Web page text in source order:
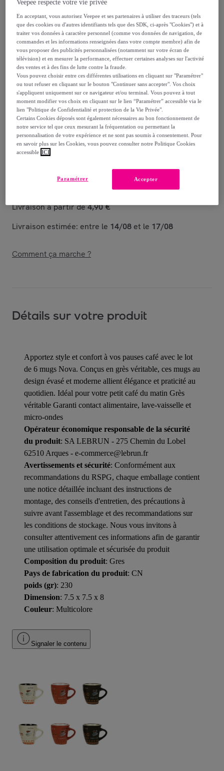
Lot de 6 tasses en grès 3 couleurs
assorties 15cl NOVA
Modèle : 7.5 x 7.5 x 8
27,96 €
34,95 €
-20 %
Vendu parGROUPE LEBRUN
Livraison
Livraison à partir de4,90 €
Livraison estimée: entre le 14/08 et le 17/08
Comment ça marche ?
Détails sur votre produit
Apportez style et confort à vos pauses café avec le lot
de 6 mugs Nova. Conçus en grès véritable, ces mugs au
design évasé et moderne allient élégance et praticité au
quotidien. Idéal pour votre petit café du matin Grès
véritable Garanti contact alimentaire, lave-vaisselle et
micro-ondes
Opérateur économique responsable de la sécurité
du produit: SA LEBRUN - 275 Chemin du Lobel
62510 Arques - e-commerce@lebrun.fr
Avertissements et sécurité: Conformément aux
recommandations du RSPG, chaque emballage contient
une notice détaillée incluant des instructions de
montage, des conseils d'entretien, des précautions à
suivre avant l'assemblage et des recommandations sur
les conditions de stockage. Nous vous invitons à
consulter attentivement ces informations afin de garantir
une utilisation optimale et sécurisée du produit
Composition du produit: Gres
Pays de fabrication du produit: CN
poids (gr): 230
Dimension: 7.5 x 7.5 x 8
Couleur: Multicolore
Signaler le contenu
Veepee respecte votre vie privée
En acceptant, vous autorisez Veepee et ses partenaires à utiliser des traceurs (tels
que des cookies ou d'autres identifiants tels que des SDK, ci-après "Cookies") et à
traiter vos données à caractère personnel (comme vos données de navigation, de
commandes et les informations renseignées dans votre compte membre) afin de
vous proposer des publicités personnalisées (notamment sur votre écran de
télévision) et en mesurer la performance, effectuer certaines analyses sur l'activité
des ventes et à des fins de lutte contre la fraude.
Vous pouvez choisir entre ces différentes utilisations en cliquant sur "Paramétrer"
ou tout refuser en cliquant sur le bouton "Continuer sans accepter". Vos choix
s'appliquent uniquement sur ce navigateur et/ou terminal. Vous pouvez à tout
moment modifier vos choix en cliquant sur le lien “Paramétrer” accessible via le
lien "Politique de Confidentialité et protection de la Vie Privée".
Certains Cookies déposés sont également nécessaires au bon fonctionnement de
notre service tel que ceux mesurant la fréquentation ou permettant la
personnalisation de votre expérience et ne sont pas soumis à consentement. Pour
en savoir plus sur les Cookies, vous pouvez consulter notre Politique Cookies
accessible ICI
Accepter
Paramétrer